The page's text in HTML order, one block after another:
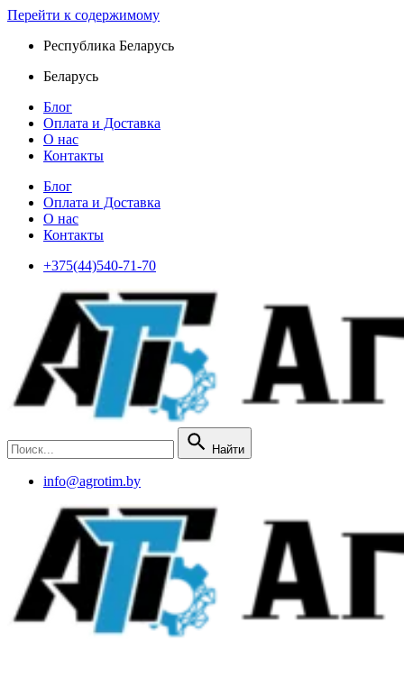
Перейти к содержимому
Республика Беларусь
Беларусь
Блог
Оплата и Доставка
О нас
Контакты
Блог
Оплата и Доставка
О нас
Контакты
+375(44)540-71-70
Найти
info@agrotim.by